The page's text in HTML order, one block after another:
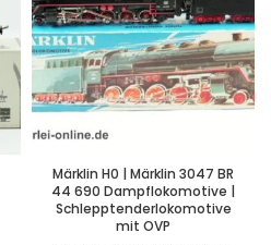
Märklin H0 | Märklin 3047 BR
44 690 Dampflokomotive |
Schlepptenderlokomotive
mit OVP